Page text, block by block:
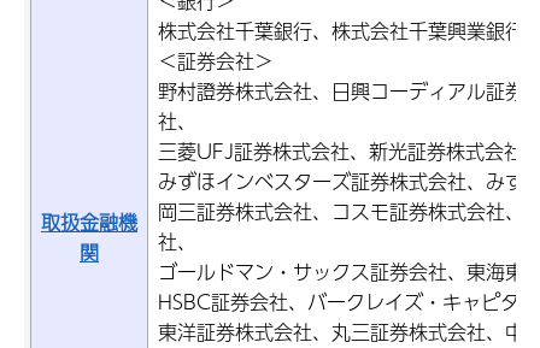
取扱金融機
関
株式会社千葉銀行、株式会社千葉興業銀行
＜証券会社＞
野村證券株式会社、日興コーディアル証券
社、
三菱UFJ証券株式会社、新光証券株式会社
みずほインベスターズ証券株式会社、みず
岡三証券株式会社、コスモ証券株式会社、
社、
ゴールドマン・サックス証券会社、東海東
HSBC証券会社、バークレイズ・キャピタ
東洋証券株式会社、丸三証券株式会社、中